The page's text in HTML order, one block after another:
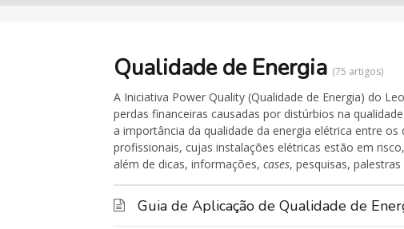
Qualidade de Energia 75 artigos
A Iniciativa Power Quality (Qualidade de Energia) do
perdas financeiras causadas por distúrbios na
a importância da qualidade da energia elétrica entre
profissionais, cujas instalações elétricas estão em
além de dicas, informações, cases, pesquisas,
Guia de Aplicação de Qualidade de